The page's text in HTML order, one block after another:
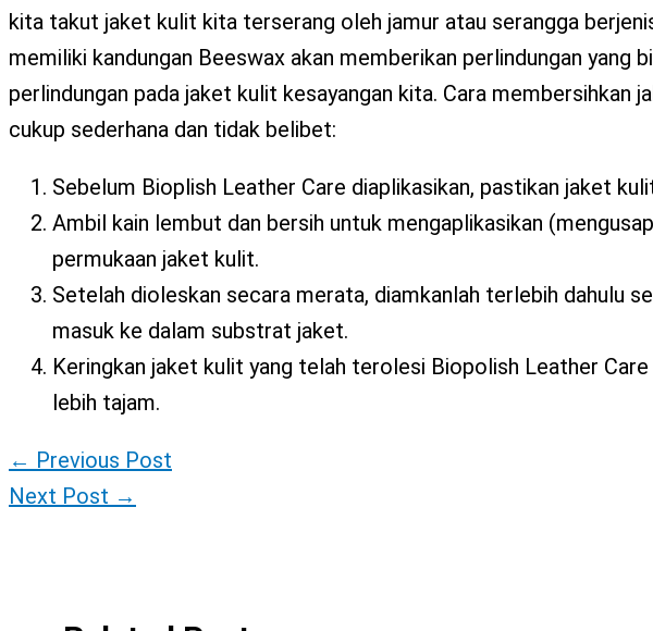
kita takut jaket kulit kita terserang oleh jamur atau serangga
memiliki kandungan Beeswax akan memberikan perlindungan yang
perlindungan pada jaket kulit kesayangan kita. Cara membersihkan
cukup sederhana dan tidak belibet:
Sebelum Bioplish Leather Care diaplikasikan, pastikan jaket
Ambil kain lembut dan bersih untuk mengaplikasikan
permukaan jaket kulit.
Setelah dioleskan secara merata, diamkanlah terlebih dahulu
masuk ke dalam substrat jaket.
Keringkan jaket kulit yang telah terolesi Biopolish Leather Care
lebih tajam.
← Previous Post
Next Post →